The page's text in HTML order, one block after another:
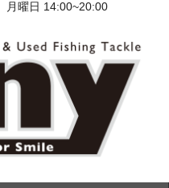
月曜日 14:00~20:00